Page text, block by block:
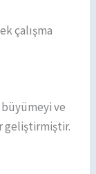
çalışma
ve
geliştirmiştir.